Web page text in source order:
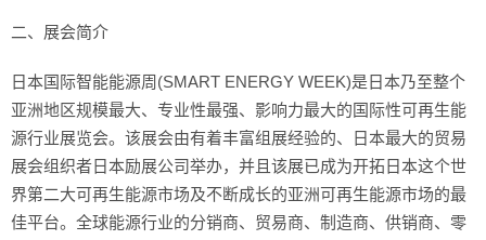
二、展会简介
日本国际智能能源周(SMART ENERGY WEEK)是日本乃至整个
亚洲地区规模最大、专业性最强、影响力最大的国际性可再生能
源行业展览会。该展会由有着丰富组展经验的、日本最大的贸易
展会组织者日本励展公司举办，并且该展已成为开拓日本这个世
界第二大可再生能源市场及不断成长的亚洲可再生能源市场的最
佳平台。全球能源行业的分销商、贸易商、制造商、供销商、零